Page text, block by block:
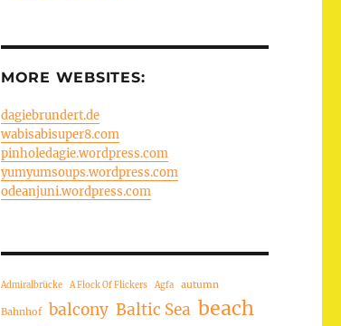
MORE WEBSITES:
dagiebrundert.de
wabisabisuper8.com
pinholedagie.wordpress.com
yumyumsoups.wordpress.com
odeanjuni.wordpress.com
Admiralbrücke A Flock Of Flickers Agfa autumn
Bahnhof balcony Baltic Sea beach